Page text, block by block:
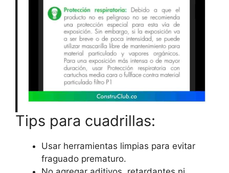
Tips para cuadrillas:
Usar herramientas limpias para evitar
fraguado prematuro.